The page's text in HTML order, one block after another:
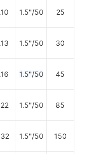
1.5"/50 25
1.5"/50 30
1.5"/50 45
1.5"/50 85
1.5"/50 150